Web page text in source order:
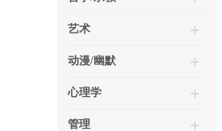
艺术
动漫/幽默
心理学
管理